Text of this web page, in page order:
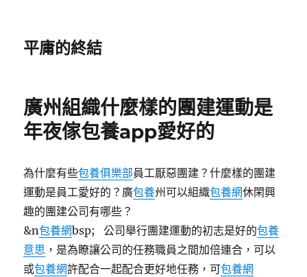
平庸的終結
廣州組織什麼樣的團建運動是
年夜傢包養app愛好的
為什麼有些包養俱樂部員工厭惡團建？什麼樣的團建
運動是員工愛好的？廣包養州可以組織包養網休閑興
趣的團建公司有哪些？
&n包養網bsp; 公司舉行團建運動的初志是好的包養
意思 ，是為瞭讓公司的任務職員之間加倍連合，可以
或包養網許配合一起配合更好地任務，可包養網